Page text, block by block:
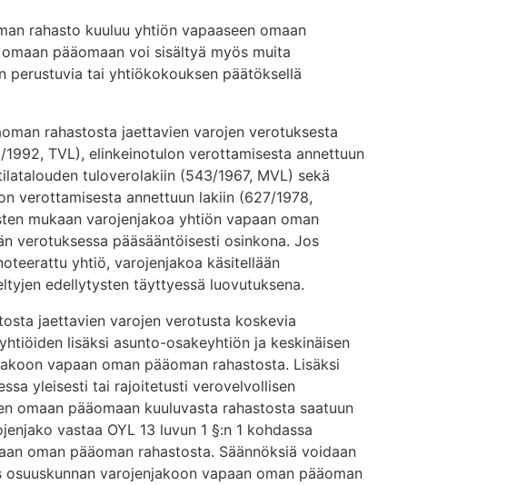
rahasto kuuluu yhtiön vapaaseen omaan
pääomaan voi sisältyä myös muita
perustuvia tai yhtiökokouksen päätöksellä
rahastosta jaettavien varojen verotuksesta
TVL), elinkeinotulon verottamisesta annettuun
tuloverolakiin (543/1967, MVL) sekä
verottamisesta annettuun lakiin (627/1978,
mukaan varojenjakoa yhtiön vapaan oman
verotuksessa pääsääntöisesti osinkona. Jos
yhtiö, varojenjakoa käsitellään
edellytysten täyttyessä luovutuksena.
jaettavien varojen verotusta koskevia
lisäksi asunto-osakeyhtiön ja keskinäisen
vapaan oman pääoman rahastosta. Lisäksi
yleisesti tai rajoitetusti verovelvollisen
omaan pääomaan kuuluvasta rahastosta saatuun
vastaa OYL 13 luvun 1 §:n 1 kohdassa
oman pääoman rahastosta. Säännöksiä voidaan
varojenjakoon vapaan oman pääoman